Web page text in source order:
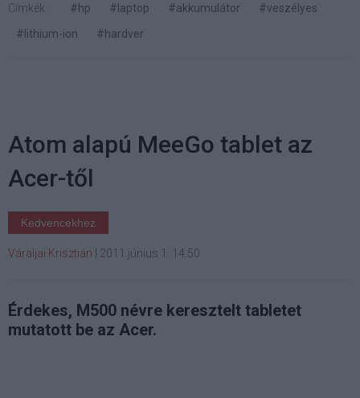
Címkék: #hp #laptop #akkumulátor
#veszélyes
#lithium-ion
#hardver
Atom alapú MeeGo tablet az
Acer-től
Kedvencekhez
Váraljai Krisztián 2011 június 1. 14:50
Érdekes, M500 névre keresztelt tabletet
mutatott be az Acer.